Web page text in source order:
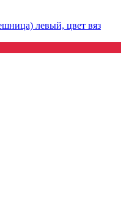
левый, цвет вяз